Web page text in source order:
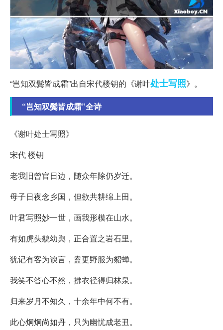
“岂知双鬓皆成霜”出自宋代楼钥的《谢叶处士写照》。
“岂知双鬓皆成霜”全诗
《谢叶处士写照》
宋代 楼钥
老我旧曾官日边，随众年除仍岁迁。
母子日夜念乡国，但欲共耕绵上田。
叶君写照妙一世，画我形模在山水。
有如虎头貌幼舆，正合置之岩石里。
犹记有客为谀言，盍更野服为貂蝉。
我笑不答心不然，拂衣径得归林泉。
归来岁月不知久，十余年中何不有。
此心炯炯尚如丹，只为幽忧成老丑。